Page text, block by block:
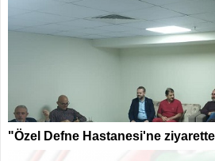
"Özel Defne Hastanesi'ne